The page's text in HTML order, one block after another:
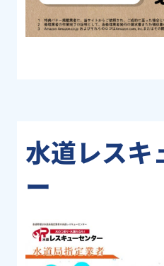
水道レスキ
ー